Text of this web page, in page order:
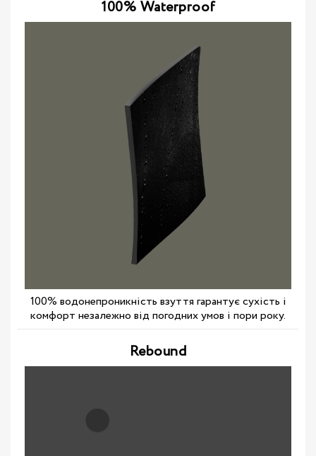
100% Waterproof
100% водонепроникність взуття гарантує сухість і
комфорт незалежно від погодних умов і пори року.
Rebound